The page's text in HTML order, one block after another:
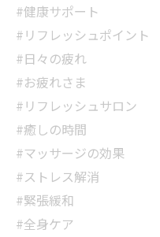
#健康サポート
#リフレッシュポイント
#日々の疲れ
#お疲れさま
#リフレッシュサロン
#癒しの時間
#マッサージの効果
#ストレス解消
#緊張緩和
#全身ケア